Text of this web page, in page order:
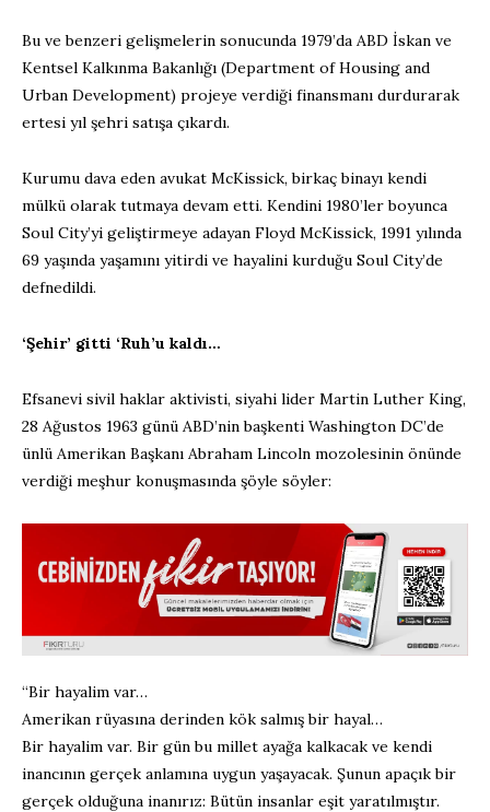
Bu ve benzeri gelişmelerin sonucunda 1979’da ABD İskan ve
Kentsel Kalkınma Bakanlığı (Department of Housing and
Urban Development) projeye verdiği finansmanı durdurarak
ertesi yıl şehri satışa çıkardı.
Kurumu dava eden avukat McKissick, birkaç binayı kendi
mülkü olarak tutmaya devam etti. Kendini 1980’ler boyunca
Soul City’yi geliştirmeye adayan Floyd McKissick, 1991 yılında
69 yaşında yaşamını yitirdi ve hayalini kurduğu Soul City’de
defnedildi.
‘Şehir’ gitti ‘Ruh’u kaldı…
Efsanevi sivil haklar aktivisti, siyahi lider Martin Luther King,
28 Ağustos 1963 günü ABD’nin başkenti Washington DC’de
ünlü Amerikan Başkanı Abraham Lincoln mozolesinin önünde
verdiği meşhur konuşmasında şöyle söyler:
“Bir hayalim var…
Amerikan rüyasına derinden kök salmış bir hayal…
Bir hayalim var. Bir gün bu millet ayağa kalkacak ve kendi
inancının gerçek anlamına uygun yaşayacak. Şunun apaçık bir
gerçek olduğuna inanırız: Bütün insanlar eşit yaratılmıştır.